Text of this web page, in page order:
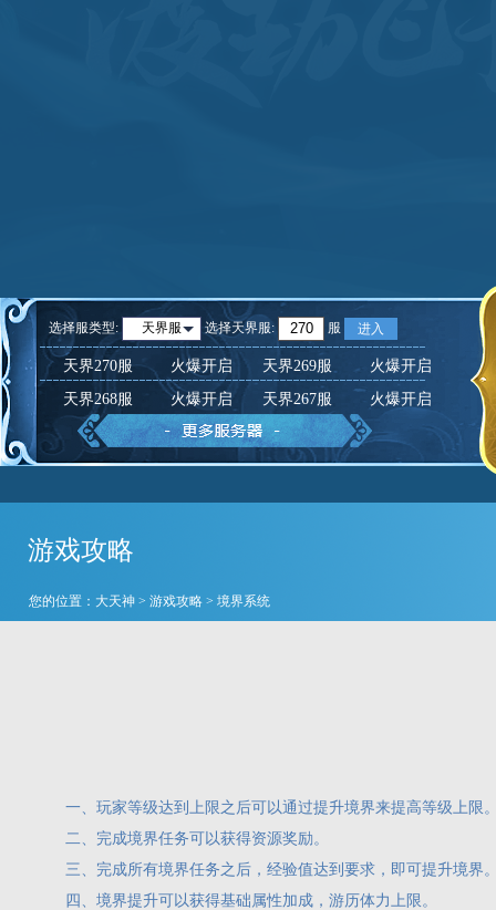
选择服类型: 天界服 选择天界服: 服 进入
天界270服 火爆开启 天界269服
火爆开启
天界268服
火爆开启 天界267服 火爆开启
游戏攻略
您的位置： 大天神 > 游戏攻略 > 境界系统
一、玩家等级达到上限之后可以通过提升境界来提高等级上限
二、完成境界任务可以获得资源奖励。
三、完成所有境界任务之后，经验值达到要求，即可提升境界
四、境界提升可以获得基础属性加成，游历体力上限。